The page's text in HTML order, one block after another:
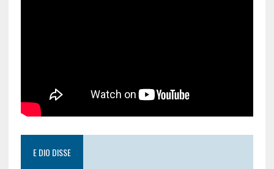
E DIO DISSE